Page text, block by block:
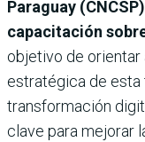
Paraguay
capacitación
objetivo de orientar
estratégica de esta
transformación
clave para mejorar